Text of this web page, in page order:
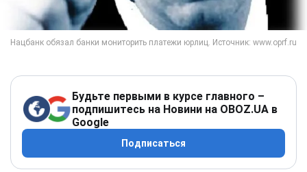
Будьте первыми в курсе главного –
подпишитесь на Новини на OBOZ.UA в
Google
Подписаться